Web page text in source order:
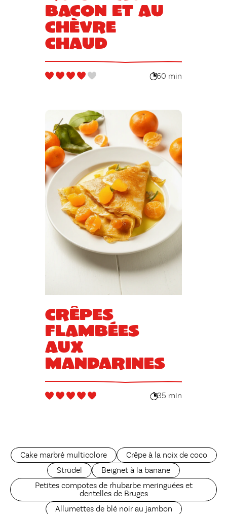
bacon et au
chèvre
chaud
60 min
Crêpes
flambées
aux
mandarines
35 min
Cake marbré multicolore
Crêpe à la noix de coco
Strüdel
Beignet à la banane
Petites compotes de rhubarbe meringuées et
dentelles de Bruges
Allumettes de blé noir au jambon